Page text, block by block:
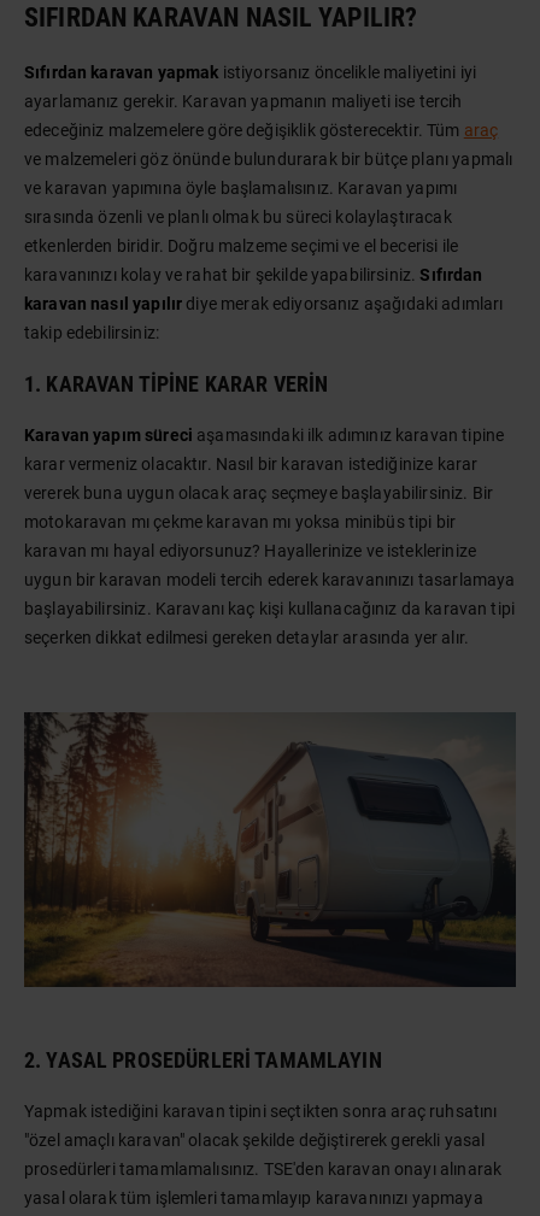
SIFIRDAN KARAVAN NASIL YAPILIR?
Sıfırdan karavan yapmak istiyorsanız öncelikle maliyetini iyi
ayarlamanız gerekir. Karavan yapmanın maliyeti ise tercih
edeceğiniz malzemelere göre değişiklik gösterecektir. Tüm araç
ve malzemeleri göz önünde bulundurarak bir bütçe planı yapmalı
ve karavan yapımına öyle başlamalısınız. Karavan yapımı
sırasında özenli ve planlı olmak bu süreci kolaylaştıracak
etkenlerden biridir. Doğru malzeme seçimi ve el becerisi ile
karavanınızı kolay ve rahat bir şekilde yapabilirsiniz.Sıfırdan
karavan nasıl yapılır diye merak ediyorsanız aşağıdaki adımları
takip edebilirsiniz:
1. KARAVAN TIPINE KARAR VERIN
Karavan yapım süreci aşamasındaki ilk adımınız karavan tipine
karar vermeniz olacaktır. Nasıl bir karavan istediğinize karar
vererek buna uygun olacak araç seçmeye başlayabilirsiniz. Bir
motokaravan mı çekme karavan mı yoksa minibüs tipi bir
karavan mı hayal ediyorsunuz? Hayallerinize ve isteklerinize
uygun bir karavan modeli tercih ederek karavanınızı tasarlamaya
başlayabilirsiniz. Karavanı kaç kişi kullanacağınız da karavan tipi
seçerken dikkat edilmesi gereken detaylar arasında yer alır.
2. YASAL PROSEDÜRLERI TAMAMLAYIN
Yapmak istediğini karavan tipini seçtikten sonra araç ruhsatını
"özel amaçlı karavan" olacak şekilde değiştirerek gerekli yasal
prosedürleri tamamlamalısınız. TSE'den karavan onayı alınarak
yasal olarak tüm işlemleri tamamlayıp karavanınızı yapmaya